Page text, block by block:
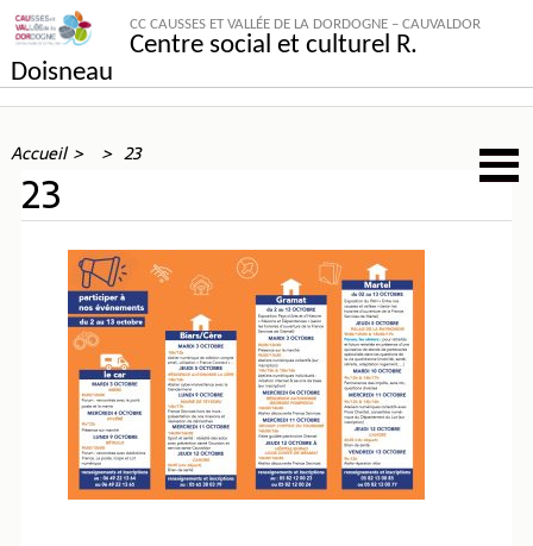
CC CAUSSES ET VALLÉE DE LA DORDOGNE – CAUVALDOR
Centre social et culturel R.
Doisneau
Accueil 23
23